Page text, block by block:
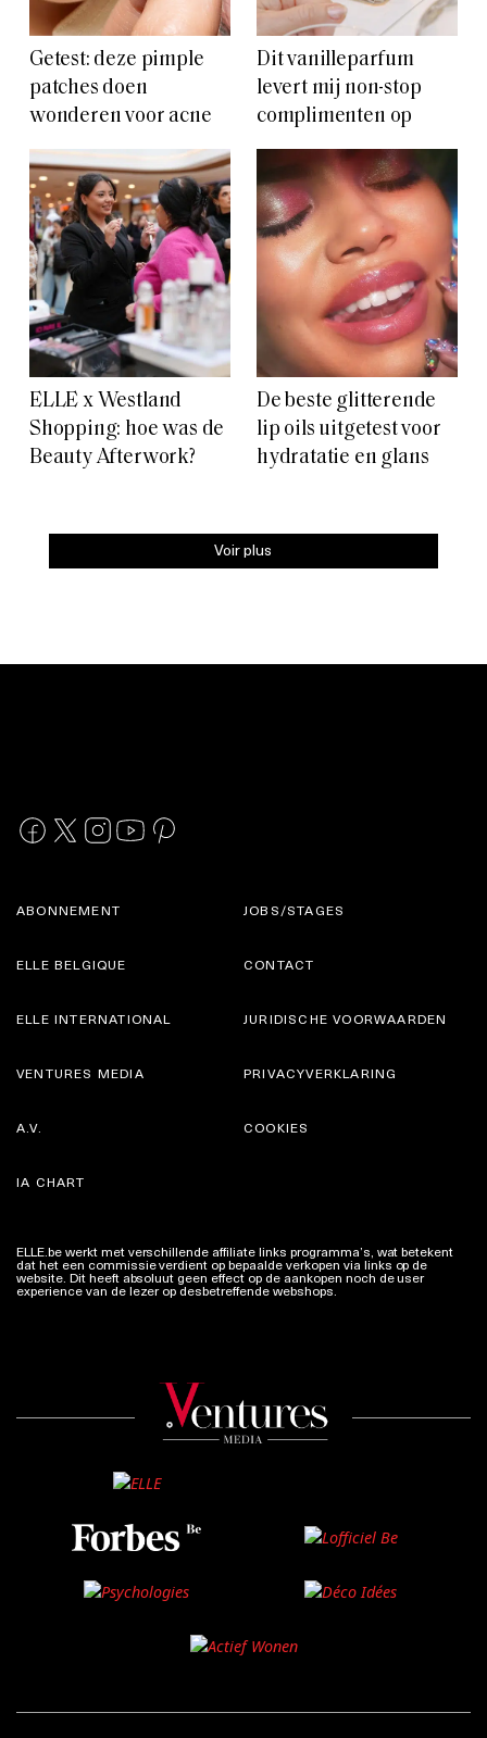
Getest: deze pimple
patches doen
wonderen voor acne
Dit vanilleparfum
levert mij non-stop
complimenten op
ELLE x Westland
Shopping: hoe was de
Beauty Afterwork?
De beste glitterende
lip oils uitgetest voor
hydratatie en glans
Voir plus
ABONNEMENT
ELLE BELGIQUE
JOBS/STAGES
CONTACT
ELLE INTERNATIONAL
VENTURES MEDIA
JURIDISCHE VOORWAARDEN
PRIVACYVERKLARING
A.V.
IA CHART
COOKIES
ELLE.be werkt met verschillende affiliate links programma’s, wat betekent
dat het een commissie verdient op bepaalde verkopen via links op de
website. Dit heeft absoluut geen effect op de aankopen noch de user
experience van de lezer op desbetreffende webshops.